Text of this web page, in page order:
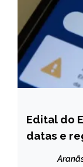
BRASIL
NOTÍCIAS
Edital do
datas e